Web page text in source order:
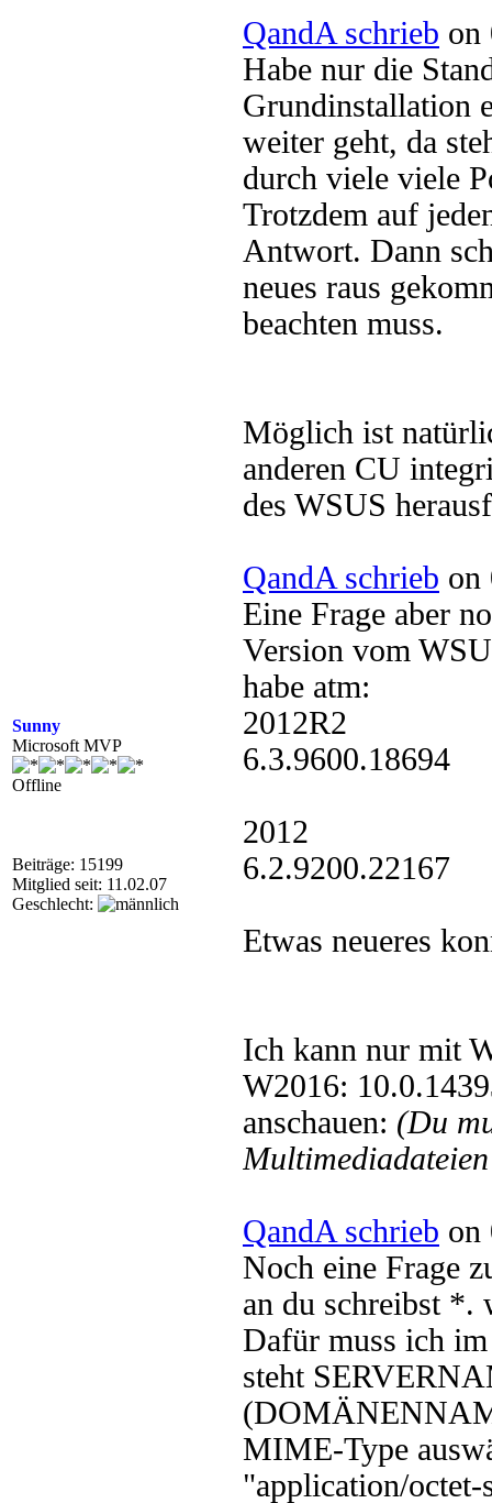
Sunny
Microsoft MVP
Offline
Beiträge: 15199
Mitglied seit: 11.02.07
Geschlecht:
QandA schrieb on
Habe nur die
Grundinstallation
weiter geht, da
durch viele viele
Trotzdem auf
Antwort. Dann
neues raus
beachten muss.
Möglich ist
anderen CU
des WSUS
QandA schrieb on
Eine Frage aber
Version vom
habe atm:
2012R2
6.3.9600.18694
2012
6.2.9200.22167
Etwas neueres
Ich kann nur mit
W2016:
anschauen: (Du
QandA schrieb on
Noch eine Frage
an du schreibst *.
Dafür muss ich
steht
MIME-Type
"application/octet-